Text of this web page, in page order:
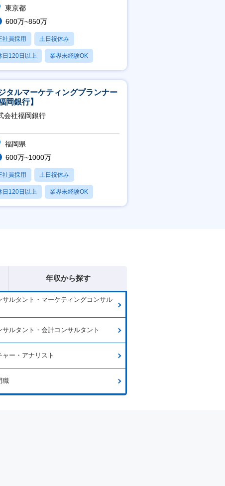
東京都
600万~850万
社員採用 土日祝休み
日120日以上 業界未経験OK
休・育休あり
タルマーケティングプランナー
岡銀行】
会社福岡銀行
福岡県
600万~1000万
社員採用 土日祝休み
日120日以上 業界未経験OK
休・育休あり
年収から探す
サルタント・マーケティングコンサル
サルタント・会計コンサルタント
ャー・アナリスト
職